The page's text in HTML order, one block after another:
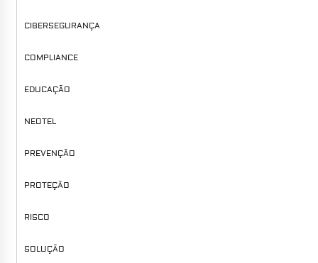
CIBERSEGURANÇA
COMPLIANCE
EDUCAÇÃO
NEOTEL
PREVENÇÃO
PROTEÇÃO
RISCO
SOLUÇÃO